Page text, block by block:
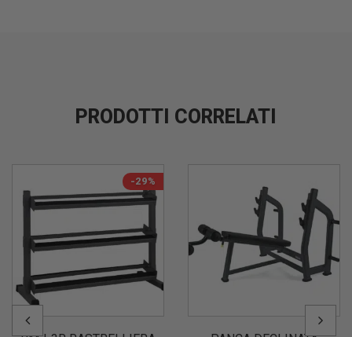
PRODOTTI CORRELATI
-29%